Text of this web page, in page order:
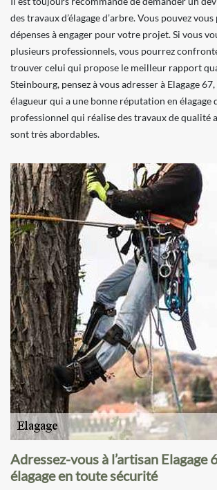
des travaux d’élagage d’arbre. Vous pouvez
dépenses à engager pour votre projet. Si vous
plusieurs professionnels, vous pourrez
trouver celui qui propose le meilleur rapport
Steinbourg, pensez à vous adresser à Elagage
élagueur qui a une bonne réputation en élagage
professionnel qui réalise des travaux de qualité
sont très abordables.
Adressez-vous à l’artisan Elagage
élagage en toute sécurité